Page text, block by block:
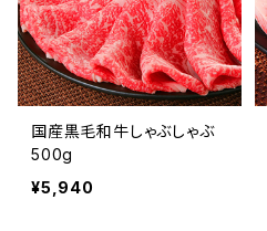
国産黒毛和牛しゃぶしゃぶ
500g
¥5,940